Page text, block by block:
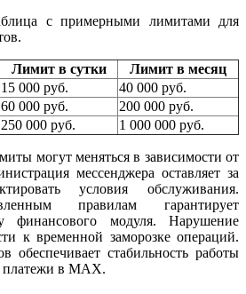
с примерными лимитами для
Лимит в сутки
Лимит в месяц
15 000 руб.
40 000 руб.
60 000 руб.
200 000 руб.
250 000 руб. 1 000 000 руб.
могут меняться в зависимости от
мессенджера оставляет за
условия обслуживания.
правилам гарантирует
финансового модуля. Нарушение
к временной заморозке операций.
обеспечивает стабильность работы
платежи в MAX.